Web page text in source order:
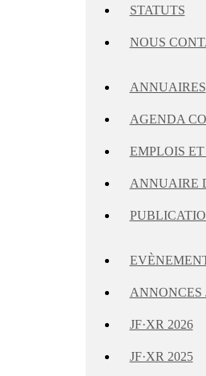
STATUTS
NOUS
ANNUAIRES
AGENDA
EMPLOIS
ANNUAIRE
ANNONCES
JF·XR 2026
JF·XR 2025